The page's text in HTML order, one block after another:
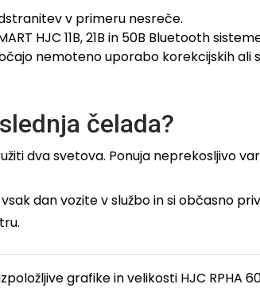
v primeru nesreče.
HJC 11B, 21B in 50B Bluetooth
nemoteno uporabo korekcijskih ali
čelada?
dva svetova. Ponuja neprekosljivo
dan vozite v službo in si občasno
grafike in velikosti HJC RPHA